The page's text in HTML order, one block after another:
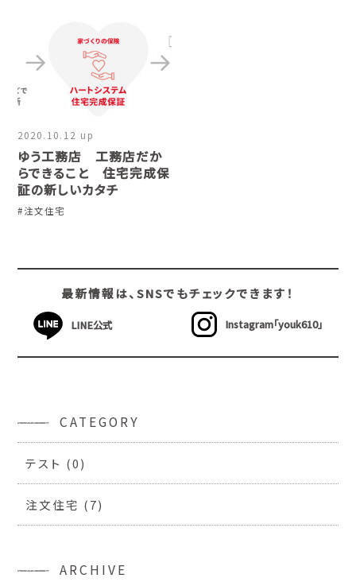
2020.10.12 up
ゆう工務店 工務店だか
らできること 住宅完成保
証の新しいカタチ
#注文住宅
最新情報は、SNSでもチェックできます！
LINE公式 Instagram「youk610」
CATEGORY
テスト (0)
注文住宅 (7)
ARCHIVE